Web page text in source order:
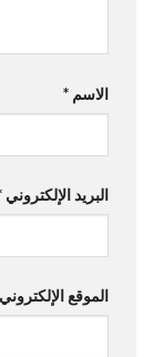
الاسم *
البريد الإلكتروني
الموقع الإلكتروني